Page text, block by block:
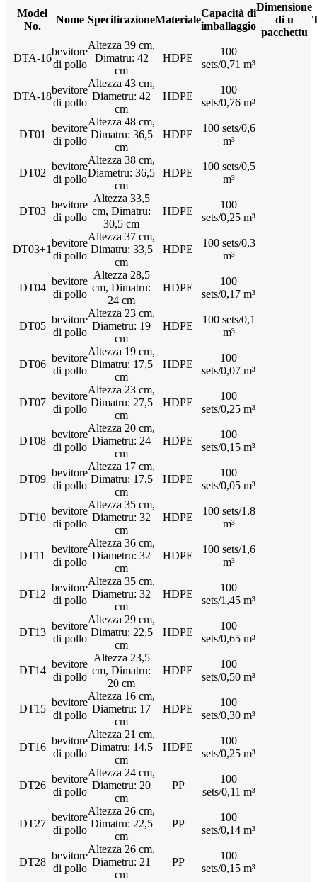
Model
No.
Nome SpecificazioneMateriale
Capacità di
imballaggio
Dimensione
di u
pacchettu
DTA-16
bevitore
di pollo
Altezza 39 cm,
Dimatru: 42
cm
HDPE
100
sets/0,71 m³
DTA-18
bevitore
di pollo
Altezza 43 cm,
Diametru: 42
cm
HDPE
100
sets/0,76 m³
DT01
bevitore
di pollo
Altezza 48 cm,
Dimatru: 36,5
cm
HDPE
100 sets/0,6
m³
DT02
bevitore
di pollo
Altezza 38 cm,
Diametru: 36,5
cm
HDPE
100 sets/0,5
m³
DT03
bevitore
di pollo
Altezza 33,5
cm, Dimatru:
30,5 cm
HDPE
100
sets/0,25 m³
DT03+1
bevitore
di pollo
Altezza 37 cm,
Dimatru: 33,5
cm
HDPE
100 sets/0,3
m³
DT04
bevitore
di pollo
Altezza 28,5
cm, Dimatru:
24 cm
HDPE
100
sets/0,17 m³
DT05
bevitore
di pollo
Altezza 23 cm,
Diametru: 19
cm
HDPE
100 sets/0,1
m³
DT06
bevitore
di pollo
Altezza 19 cm,
Dimatru: 17,5
cm
HDPE
100
sets/0,07 m³
DT07
bevitore
di pollo
Altezza 23 cm,
Dimatru: 27,5
cm
HDPE
100
sets/0,25 m³
DT08
bevitore
di pollo
Altezza 20 cm,
Diametru: 24
cm
HDPE
100
sets/0,15 m³
DT09
bevitore
di pollo
Altezza 17 cm,
Dimatru: 17,5
cm
HDPE
100
sets/0,05 m³
DT10
bevitore
di pollo
Altezza 35 cm,
Diametru: 32
cm
HDPE
100 sets/1,8
m³
DT11
bevitore
di pollo
Altezza 36 cm,
Diametru: 32
cm
HDPE
100 sets/1,6
m³
DT12
bevitore
di pollo
Altezza 35 cm,
Diametru: 32
cm
HDPE
100
sets/1,45 m³
DT13
bevitore
di pollo
Altezza 29 cm,
Dimatru: 22,5
cm
HDPE
100
sets/0,65 m³
DT14
bevitore
di pollo
Altezza 23,5
cm, Dimatru:
20 cm
HDPE
100
sets/0,50 m³
DT15
bevitore
di pollo
Altezza 16 cm,
Diametru: 17
cm
HDPE
100
sets/0,30 m³
DT16
bevitore
di pollo
Altezza 21 cm,
Dimatru: 14,5
cm
HDPE
100
sets/0,25 m³
DT26
bevitore
di pollo
Altezza 24 cm,
Diametru: 20
cm
PP
100
sets/0,11 m³
DT27
bevitore
di pollo
Altezza 26 cm,
Dimatru: 22,5
cm
PP
100
sets/0,14 m³
DT28
bevitore
di pollo
Altezza 26 cm,
Diametru: 21
cm
PP
100
sets/0,15 m³